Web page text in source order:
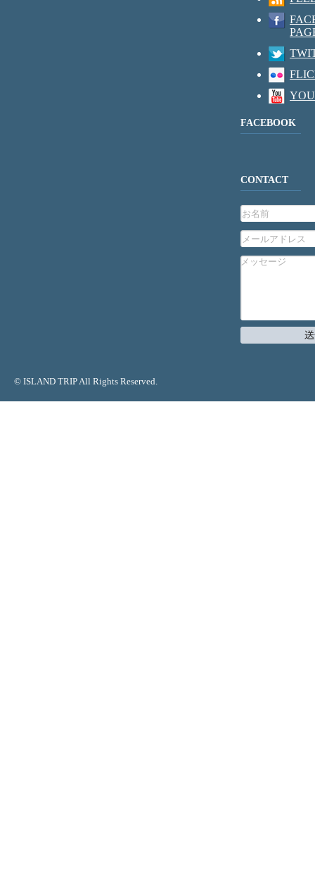
FACEBOOK
CONTACT
© ISLAND TRIP All Rights Reserved.